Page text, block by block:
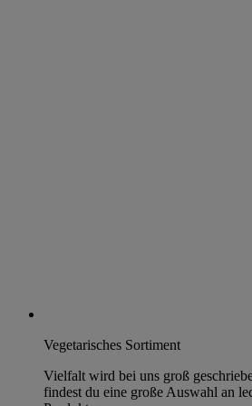
Vegetarisches Sortiment
Vielfalt wird bei uns groß
findest du eine große Auswahl an